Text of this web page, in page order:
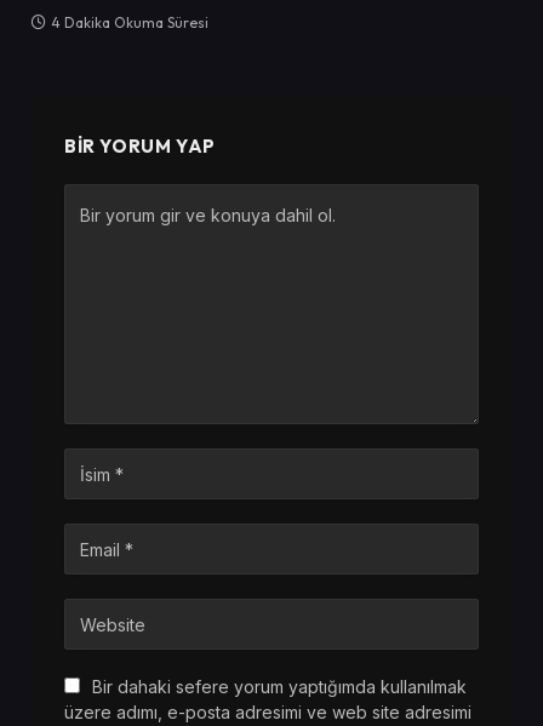
4 Dakika Okuma Süresi
BIR YORUM YAP
Bir dahaki sefere yorum yaptığımda kullanılmak
üzere adımı, e-posta adresimi ve web site adresimi